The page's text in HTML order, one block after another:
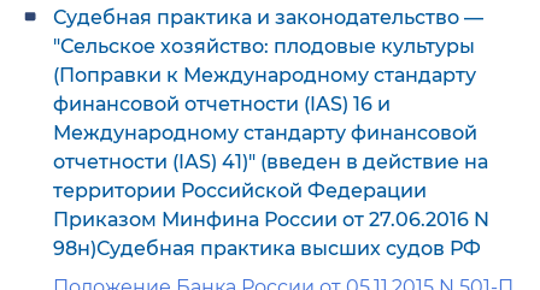
Судебная практика и законодательство —
"Сельское хозяйство: плодовые культуры
(Поправки к Международному стандарту
финансовой отчетности (IAS) 16 и
Международному стандарту финансовой
отчетности (IAS) 41)" (введен в действие на
территории Российской Федерации
Приказом Минфина России от 27.06.2016 N
98н)Судебная практика высших судов РФ